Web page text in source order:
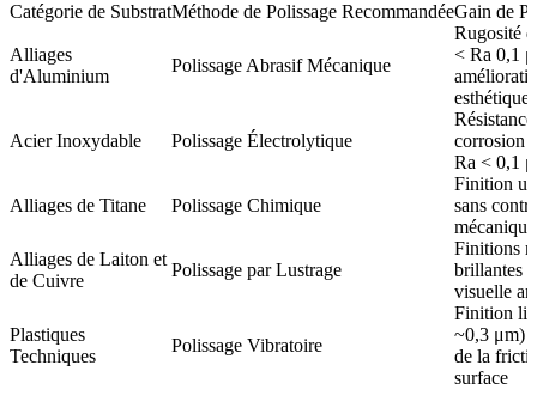
Catégorie de SubstratMéthode de Polissage RecommandéeGain de
Alliages
d'Aluminium
Polissage Abrasif Mécanique
Rugosité
< Ra 0,1
esthétique
Acier Inoxydable Polissage Électrolytique
corrosion
Ra < 0,1
Alliages de Titane Polissage Chimique
Finition
sans
Alliages de Laiton et
de Cuivre
Polissage par Lustrage
Finitions
brillantes ;
visuelle
Plastiques
Techniques
Polissage Vibratoire
Finition
~0,3 μm)
de la
surface